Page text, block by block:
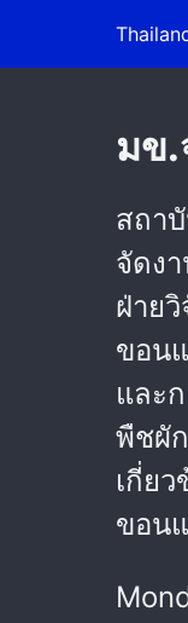
มข.
สถา
จัดง
ฝ่าย
ขอน
และ
พืชผั
เกี่ย
ขอน